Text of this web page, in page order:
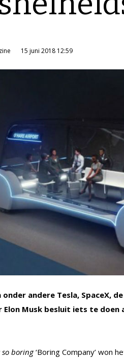
15 juni 2018 12:59
andere Tesla, SpaceX,
Elon Musk besluit iets te
boring‘Boring Company’ won